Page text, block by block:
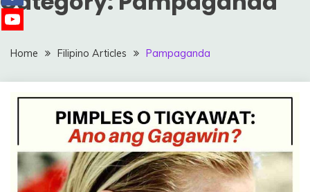
Home Filipino Articles Pampaganda